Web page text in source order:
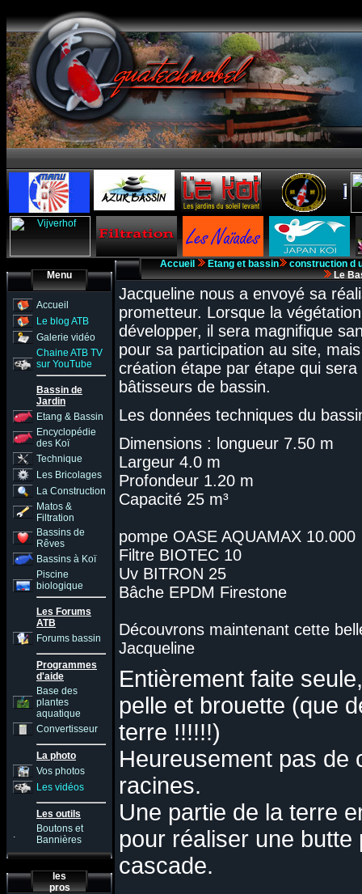
Menu
Accueil
Le blog ATB
Galerie vidéo
Chaine ATB TV
sur YouTube
Bassin de
Jardin
Etang & Bassin
Encyclopédie
des Koï
Technique
Les Bricolages
La Construction
Matos &
Filtration
Bassins de
Rêves
Bassins à Koï
Piscine
biologique
Les Forums
ATB
Forums bassin
Programmes
d'aide
Base des
plantes
aquatique
Convertisseur
La photo
Vos photos
Les vidéos
Les outils
.
Boutons et
Bannières
les
pros
Accueil Etang et bassin
construction d
Le
Jacqueline nous a envoyé sa
prometteur. Lorsque la
développer, il sera magnifique
pour sa participation au site,
création étape par étape qui
bâtisseurs de bassin.
Les données techniques du
Dimensions : longueur 7.50 m
Largeur 4.0 m
Profondeur 1.20 m
Capacité 25 m³
pompe OASE AQUAMAX 10.000
Filtre BIOTEC 10
Uv BITRON 25
Bâche EPDM Firestone
Découvrons maintenant cette
Jacqueline
Entièrement faite
pelle et brouette (que
terre !!!!!!)
Heureusement pas de
racines.
Une partie de la terre
pour réaliser une butte
cascade.